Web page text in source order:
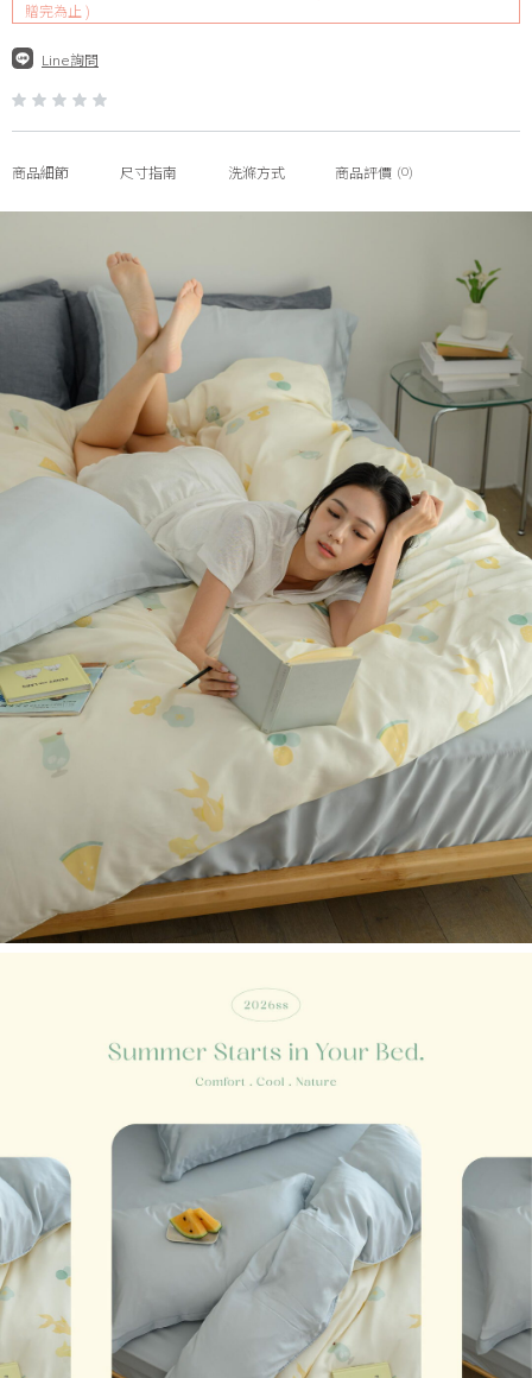
贈完為止 )
Line詢問
商品細節 尺寸指南 洗滌方式 商品評價 (0)